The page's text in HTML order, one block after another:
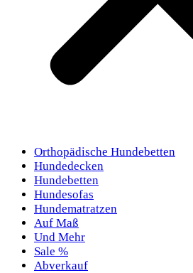
Orthopädische Hundebetten
Hundedecken
Hundebetten
Hundesofas
Hundematratzen
Auf Maß
Und Mehr
Sale %
Abverkauf